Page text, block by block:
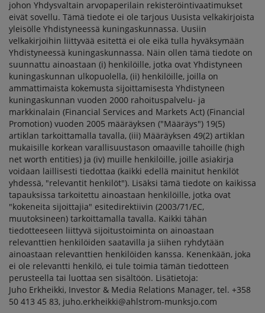
johon Yhdysvaltain arvopaperilain rekisteröintivaatimukset
eivät sovellu. Tämä tiedote ei ole tarjous Uusista velkakirjoista
yleisölle Yhdistyneessä kuningaskunnassa. Uusiin
velkakirjoihin liittyvää esitettä ei ole eikä tulla hyväksymään
Yhdistyneessä kuningaskunnassa. Näin ollen tämä tiedote on
suunnattu ainoastaan (i) henkilöille, jotka ovat Yhdistyneen
kuningaskunnan ulkopuolella, (ii) henkilöille, joilla on
ammattimaista kokemusta sijoittamisesta Yhdistyneen
kuningaskunnan vuoden 2000 rahoituspalvelu- ja
markkinalain (Financial Services and Markets Act) (Financial
Promotion) vuoden 2005 määräyksen ("Määräys") 19(5)
artiklan tarkoittamalla tavalla, (iii) Määräyksen 49(2) artiklan
mukaisille korkean varallisuustason omaaville tahoille (high
net worth entities) ja (iv) muille henkilöille, joille asiakirja
voidaan laillisesti tiedottaa (kaikki edellä mainitut henkilöt
yhdessä, "relevantit henkilöt"). Lisäksi tämä tiedote on kaikissa
tapauksissa tarkoitettu ainoastaan henkilöille, jotka ovat
"kokeneita sijoittajia" esitedirektiivin (2003/71/EC,
muutoksineen) tarkoittamalla tavalla. Kaikki tähän
tiedotteeseen liittyvä sijoitustoiminta on ainoastaan
relevanttien henkilöiden saatavilla ja siihen ryhdytään
ainoastaan relevanttien henkilöiden kanssa. Kenenkään, joka
ei ole relevantti henkilö, ei tule toimia tämän tiedotteen
perusteella tai luottaa sen sisältöön. Lisätietoja:
Juho Erkheikki, Investor & Media Relations Manager, tel. +358
50 413 45 83, juho.erkheikki@ahlstrom-munksjo.com